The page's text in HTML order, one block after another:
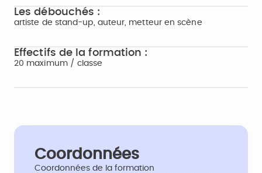
Les débouchés :
artiste de stand-up, auteur, metteur en scène
Effectifs de la formation :
20 maximum / classe
Coordonnées
Coordonnées de la formation